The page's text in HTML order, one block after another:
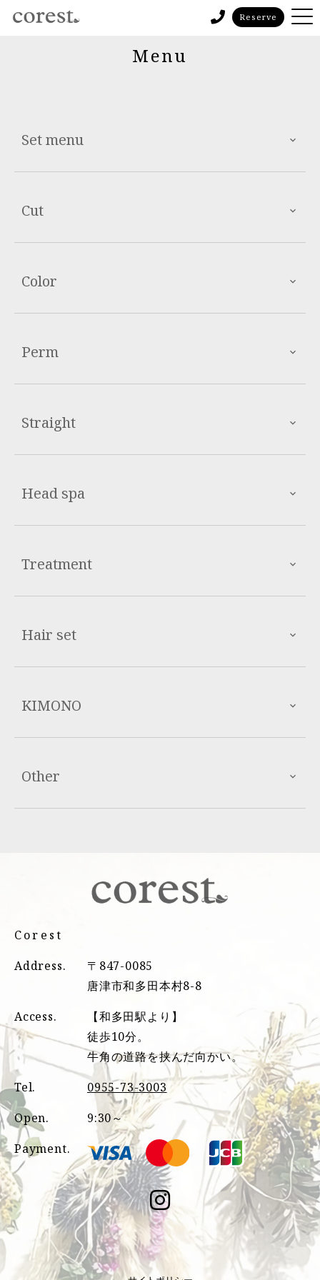
Reserve
Menu
Set menu
Cut
Color
Perm
Straight
Head spa
Treatment
Hair set
KIMONO
Other
Corest
Address.
〒847-0085
唐津市和多田本村8-8
Access.
【和多田駅より】
徒歩10分。
牛角の道路を挟んだ向かい。
Tel.
0955-73-3003
Open.
9:30～
Payment.